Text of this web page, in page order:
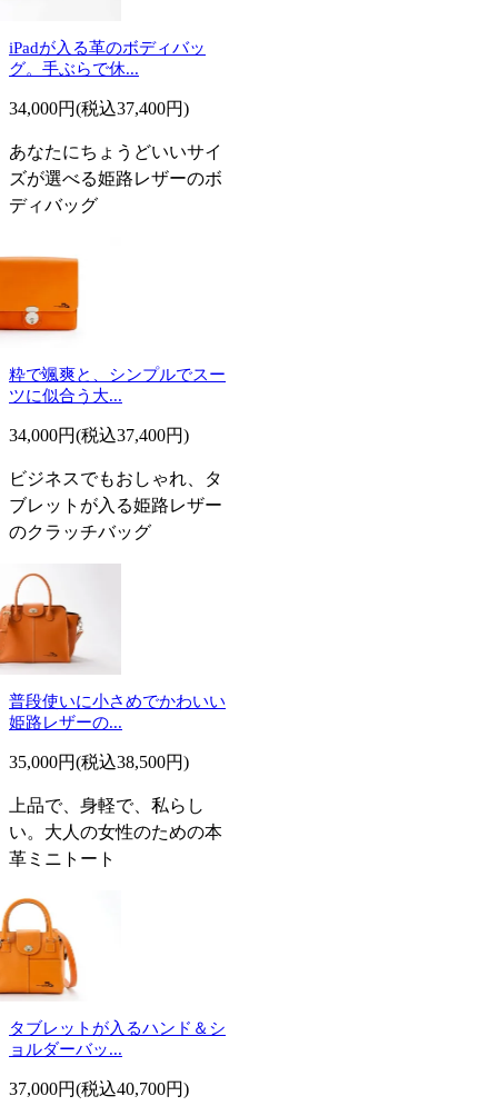
iPadが入る革のボディバッ
グ。手ぶらで休...
34,000円(税込37,400円)
あなたにちょうどいいサイ
ズが選べる姫路レザーのボ
ディバッグ
粋で颯爽と、シンプルでスー
ツに似合う大...
34,000円(税込37,400円)
ビジネスでもおしゃれ、タ
ブレットが入る姫路レザー
のクラッチバッグ
普段使いに小さめでかわいい
姫路レザーの...
35,000円(税込38,500円)
上品で、身軽で、私らし
い。大人の女性のための本
革ミニトート
タブレットが入るハンド＆シ
ョルダーバッ...
37,000円(税込40,700円)